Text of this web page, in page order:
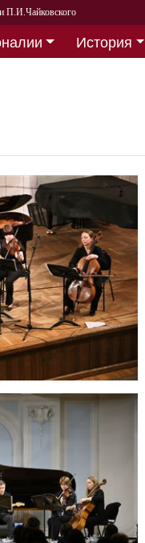
П.И.Чайковского
История